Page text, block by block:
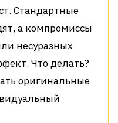
Стандартные
а компромиссы
несуразных
Что делать?
оригинальные